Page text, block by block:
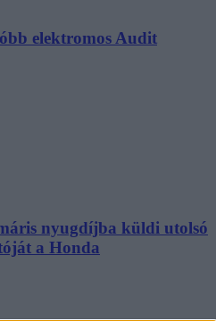
elektromos Audit
nyugdíjba küldi utolsó
a Honda